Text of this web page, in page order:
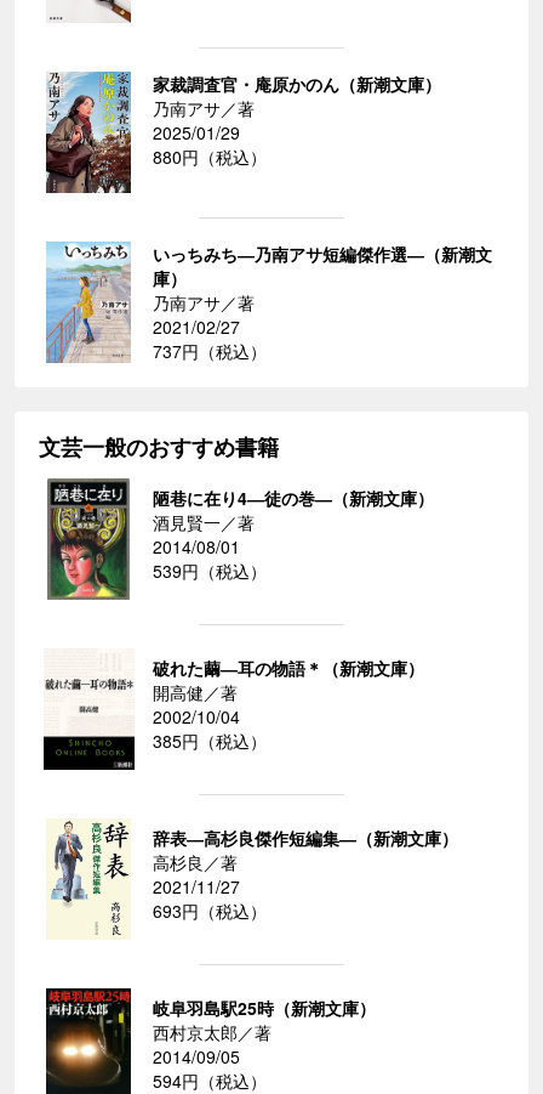
家裁調査官・庵原かのん（新潮文庫）
乃南アサ／著
2025/01/29
880円（税込）
いっちみち―乃南アサ短編傑作選―（新潮文
庫）
乃南アサ／著
2021/02/27
737円（税込）
文芸一般のおすすめ書籍
陋巷に在り4―徒の巻―（新潮文庫）
酒見賢一／著
2014/08/01
539円（税込）
破れた繭―耳の物語＊（新潮文庫）
開高健／著
2002/10/04
385円（税込）
辞表―高杉良傑作短編集―（新潮文庫）
高杉良／著
2021/11/27
693円（税込）
岐阜羽島駅25時（新潮文庫）
西村京太郎／著
2014/09/05
594円（税込）